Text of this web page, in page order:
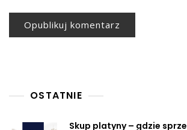
OSTATNIE
Skup platyny – gdzie